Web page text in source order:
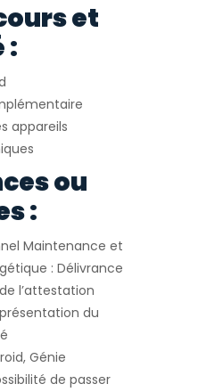
et
:
appareils
ou
:
Maintenance et
: Délivrance
l’attestation
du
Génie
de passer